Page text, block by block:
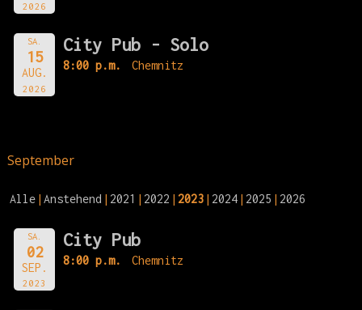
2026
SA.
15
AUG.
2026
City Pub - Solo
8:00 p.m. Chemnitz
September
Alle Anstehend 2021 2022 2023 2024 2025 2026
SA.
02
SEP.
2023
City Pub
8:00 p.m. Chemnitz